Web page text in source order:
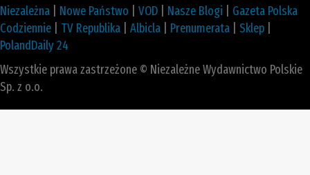
Niezależna
Nowe Państwo VOD Nasze Blogi
Gazeta Polska
Codziennie
TV Republika Albicla Prenumerata Sklep
PolandDaily 24
Wszystkie prawa zastrzeżone © Niezależne Wydawnictwo Polskie
Sp. z o.o.